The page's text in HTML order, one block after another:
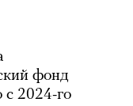
фонд
с 2024-го